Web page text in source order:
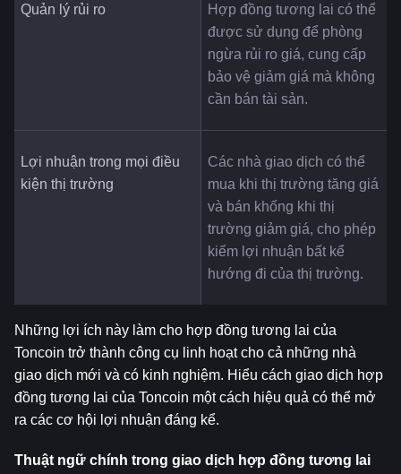
Quản lý rủi ro
Hợp đồng tương lai có thể
được sử dụng để phòng
ngừa rủi ro giá, cung cấp
bảo vệ giảm giá mà không
cần bán tài sản.
Lợi nhuận trong mọi điều
kiện thị trường
Các nhà giao dịch có thể
mua khi thị trường tăng giá
và bán khống khi thị
trường giảm giá, cho phép
kiếm lợi nhuận bất kể
hướng đi của thị trường.
Những lợi ích này làm cho hợp đồng tương lai của
Toncoin trở thành công cụ linh hoạt cho cả những nhà
giao dịch mới và có kinh nghiệm. Hiểu cách giao dịch hợp
đồng tương lai của Toncoin một cách hiệu quả có thể mở
ra các cơ hội lợi nhuận đáng kể.
Thuật ngữ chính trong giao dịch hợp đồng tương lai